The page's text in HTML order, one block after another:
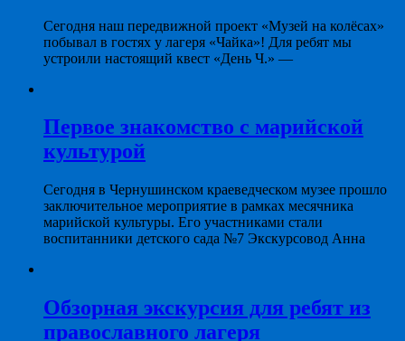
Сегодня наш передвижной проект «Музей на колёсах»
побывал в гостях у лагеря «Чайка»! Для ребят мы
устроили настоящий квест «День Ч.» —
Первое знакомство с марийской
культурой
Сегодня в Чернушинском краеведческом музее прошло
заключительное мероприятие в рамках месячника
марийской культуры. Его участниками стали
воспитанники детского сада №7 Экскурсовод Анна
Обзорная экскурсия для ребят из
православного лагеря